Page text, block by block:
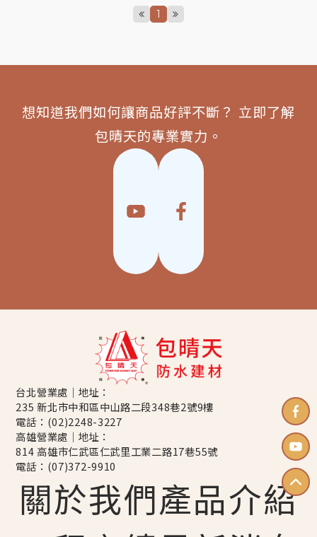
1
想知道我們如何讓商品好評不斷？ 立即了解
包晴天的專業實力。
台北營業處｜地址：
235 新北市中和區中山路二段348巷2號9樓
電話： (02)2248-3227
高雄營業處｜地址：
814 高雄市仁武區仁武里工業二路17巷55號
電話： (07)372-9910
關於我們產品介紹